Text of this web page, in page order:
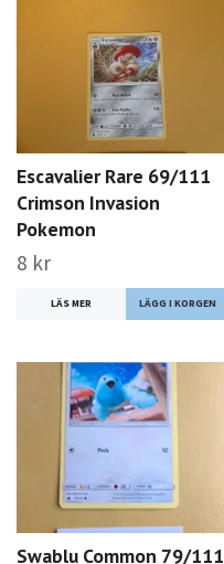
Escavalier Rare 69/111
Crimson Invasion
Pokemon
8 kr
LÄS MER
Swablu Common 79/111